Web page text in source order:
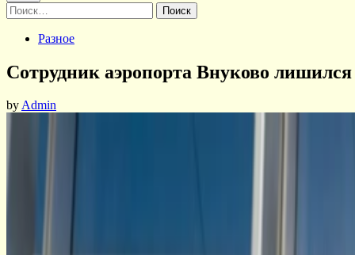
Найти:
PostedРазное
Сотрудник аэропорта Внуково лишился
byAdmin